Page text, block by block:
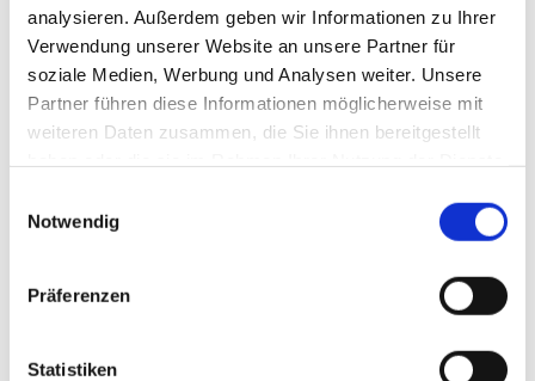
analysieren. Außerdem geben wir Informationen zu Ihrer
Verwendung unserer Website an unsere Partner für
soziale Medien, Werbung und Analysen weiter. Unsere
Partner führen diese Informationen möglicherweise mit
weiteren Daten zusammen, die Sie ihnen bereitgestellt
Notwendig
Präferenzen
Statistiken